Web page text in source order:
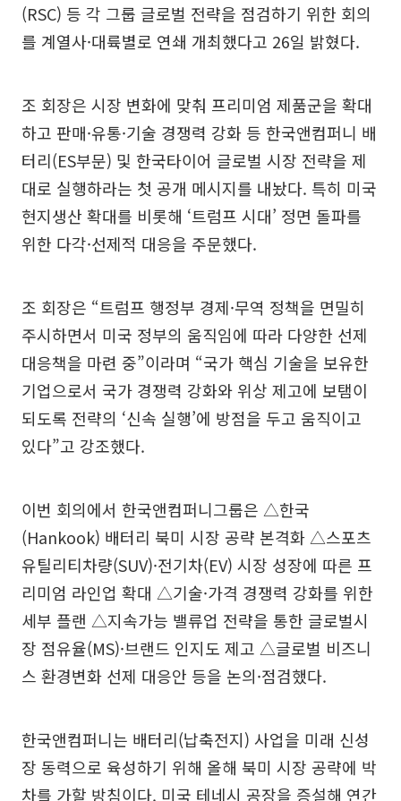
(RSC) 등 각 그룹 글로벌 전략을 점검하기 위한 회의
를 계열사·대륙별로 연쇄 개최했다고 26일 밝혔다.
조 회장은 시장 변화에 맞춰 프리미엄 제품군을 확대
하고 판매·유통·기술 경쟁력 강화 등 한국앤컴퍼니 배
터리(ES부문) 및 한국타이어 글로벌 시장 전략을 제
대로 실행하라는 첫 공개 메시지를 내놨다. 특히 미국
현지생산 확대를 비롯해 ‘트럼프 시대’ 정면 돌파를
위한 다각·선제적 대응을 주문했다.
조 회장은 “트럼프 행정부 경제·무역 정책을 면밀히
주시하면서 미국 정부의 움직임에 따라 다양한 선제
대응책을 마련 중”이라며 “국가 핵심 기술을 보유한
기업으로서 국가 경쟁력 강화와 위상 제고에 보탬이
되도록 전략의 ‘신속 실행’에 방점을 두고 움직이고
있다”고 강조했다.
이번 회의에서 한국앤컴퍼니그룹은 △한국
(Hankook) 배터리 북미 시장 공략 본격화 △스포츠
유틸리티차량(SUV)·전기차(EV) 시장 성장에 따른 프
리미엄 라인업 확대 △기술·가격 경쟁력 강화를 위한
세부 플랜 △지속가능 밸류업 전략을 통한 글로벌시
장 점유율(MS)·브랜드 인지도 제고 △글로벌 비즈니
스 환경변화 선제 대응안 등을 논의·점검했다.
한국앤컴퍼니는 배터리(납축전지) 사업을 미래 신성
장 동력으로 육성하기 위해 올해 북미 시장 공략에 박
차를 가할 방침이다. 미국 테네시 공장을 증설해 연간